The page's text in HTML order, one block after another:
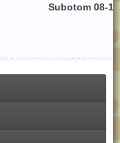
Subotom 08-